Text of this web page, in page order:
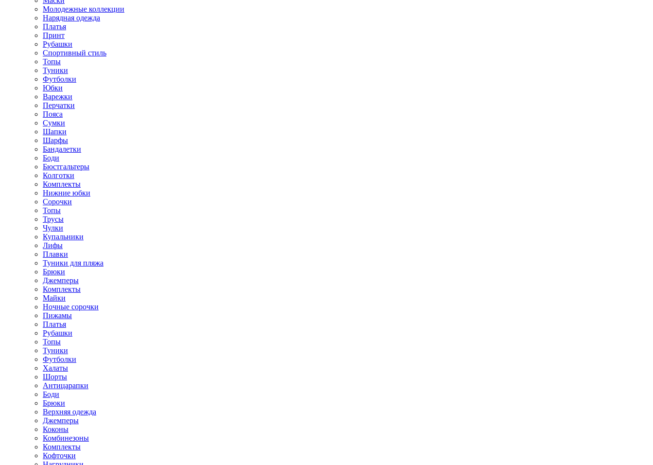
Молодежные коллекции
Нарядная одежда
Платья
Принт
Рубашки
Спортивный стиль
Топы
Туники
Футболки
Юбки
Варежки
Перчатки
Пояса
Сумки
Шапки
Шарфы
Бандалетки
Боди
Бюстгальтеры
Колготки
Комплекты
Нижние юбки
Сорочки
Топы
Трусы
Чулки
Купальники
Лифы
Плавки
Туники для пляжа
Брюки
Джемперы
Комплекты
Майки
Ночные сорочки
Пижамы
Платья
Рубашки
Топы
Туники
Футболки
Халаты
Шорты
Антицарапки
Боди
Брюки
Верхняя одежда
Джемперы
Коконы
Комбинезоны
Комплекты
Кофточки